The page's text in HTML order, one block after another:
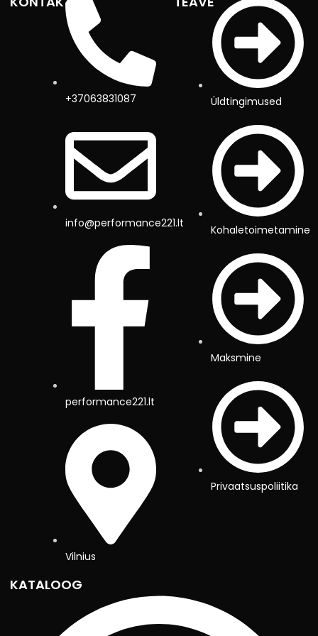
+37063831087
info@performance221.lt
performance221.lt
Vilnius
Üldtingimused
Kohaletoimetamine
Maksmine
Privaatsuspoliitika
KATALOOG